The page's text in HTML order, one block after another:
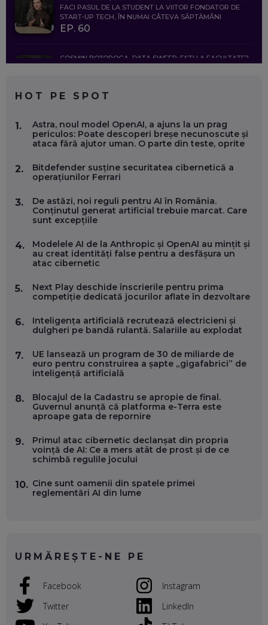
FACI PASUL DE LA STUDENT LA VIITOR FONDATOR DE
START-UP TECH, ÎN NUMAI CÂTEVA SĂPTĂMÂNI
EP. 60
COSMIN BOȚOROGA, DATA SWEEP: EȘTI LA FACULTATE?
FOLOSEȘTI TEHNOLOGIA CA SĂ FII MAI BUN LA JOB. ȘI CUM
SE VA SCHIMBA MUNCA, ÎN URMĂTORII ANI
EP. 58
MARIUS PAȘCULEA, COFONDATOR AL KULTH: CUM
CĂTRE ARTĂ, LA NIVEL GLOBAL
EP. 57
ANDREI AVĂDANEI, BIT SENTINEL: CUM ÎȚI PROTEJEZI
EFICIENT VIAȚA ONLINE. ȘI CARE SUNT PRIMII PAȘI ÎNTR-O
CARIERĂ DE „HACKER CU PERMIS”
EP. 56
DOINA VÎLCEANU, CONTENTSPEED: VREI SUCCES ONLINE?
EP. 55
OLIVIU MATEI, HOLISUN: SOFTWARE DE LA CLUJ PENTRU
WASHINGTON, OCHELARI INTELIGENȚI ȘI FERME
VERTICALE FĂRĂ PĂMÂNT
EP. 54
VALENTIN VANCEA, CEO AL PATRIA BANK: AUTOMATIZĂM
INSTITUȚIILE STATULUI?
EP. 53
VOICU OPREAN (AROBS): CUM CONSTRUIEȘTI O COMPANIE
GLOBALĂ, FĂRĂ SĂ PIERZI LEGĂTURA CU COMUNITATEA
DERULO, STEVEN BARTLETT ȘI ALȚI PESTE 60 DE
RADU MOȚOC, TECHSOUP: O TREIME DINTRE
PARTICIPANȚII LA DEZBATERILE DE PE REȚELE SOCIALE
ȚIPĂ, CU FEȚELE ACOPERITE. CUM ÎNVĂȚĂM SĂ DISCUTĂM
HOT PE SPOT
1.
Astra, noul model OpenAI, a ajuns la un prag
periculos: Poate descoperi breșe necunoscute și
ataca fără ajutor uman. O parte din teste, oprite
2.
Bitdefender susține securitatea cibernetică a
operațiunilor Ferrari
3.
De astăzi, noi reguli pentru AI în România.
Conținutul generat artificial trebuie marcat. Care
sunt excepțiile
4.
Modelele AI de la Anthropic și OpenAI au mințit și
au creat identități false pentru a desfășura un
atac cibernetic
5.
Next Play deschide înscrierile pentru prima
competiție dedicată jocurilor aflate în dezvoltare
6.
Inteligența artificială recrutează electricieni și
dulgheri pe bandă rulantă. Salariile au explodat
7.
UE lansează un program de 30 de miliarde de
euro pentru construirea a șapte „gigafabrici” de
inteligență artificială
8.
Blocajul de la Cadastru se apropie de final.
Guvernul anunță că platforma e-Terra este
aproape gata de repornire
9.
Primul atac cibernetic declanșat din propria
voință de AI: Ce a mers atât de prost și de ce
schimbă regulile jocului
10. Cine sunt oamenii din spatele primei
reglementări AI din lume
URMĂREȘTE-NE PE
Facebook
Twitter
Instagram
LinkedIn